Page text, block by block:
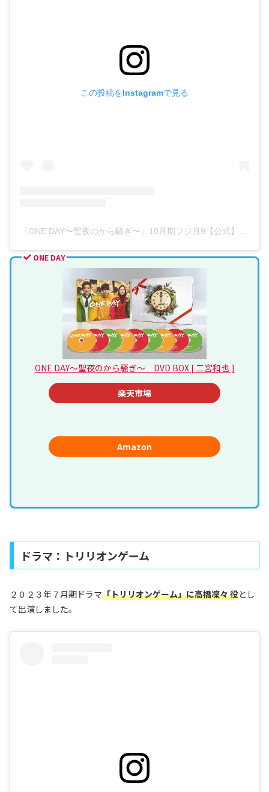
この投稿をInstagramで見る
ONE DAY
ONE DAY～聖夜のから騒ぎ～ DVD BOX [ 二宮和也 ]
楽天市場
Amazon
ドラマ：トリリオンゲーム
２０２３年７月期ドラマ「トリリオンゲーム」に高橋凜々 役とし
て出演しました。